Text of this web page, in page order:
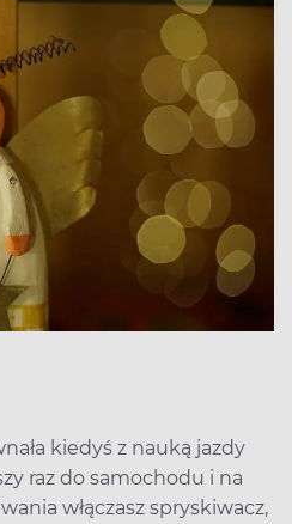
kiedyś z nauką jazdy
raz do samochodu i na
włączasz spryskiwacz,